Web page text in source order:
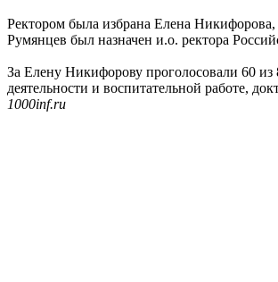
Ректором была избрана Елена
Румянцев был назначен и.о. ректора
За Елену Никифорову проголосовали 60 из
деятельности и воспитательной работе,
1000inf.ru